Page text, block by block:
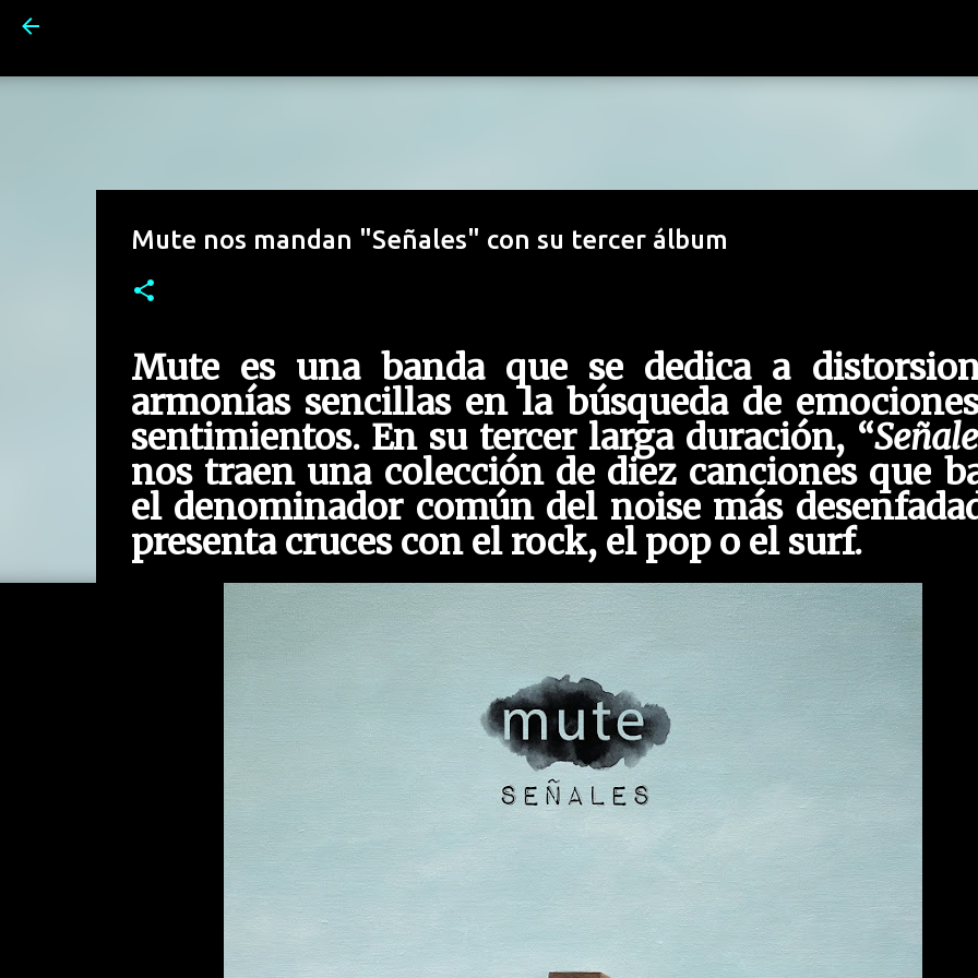
Mute nos mandan "Señales" con su tercer álbum
Mute es una banda que se dedica a
armonías sencillas en la búsqueda de
sentimientos. En su tercer larga duración, “
nos traen una colección de diez canciones que
el denominador común del noise más
presenta cruces con el rock, el pop o el surf.